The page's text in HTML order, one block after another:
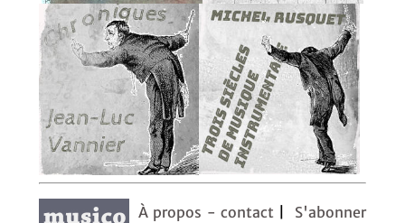
À propos - contact
S'abonner